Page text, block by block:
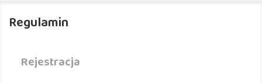
Regulamin
Rejestracja